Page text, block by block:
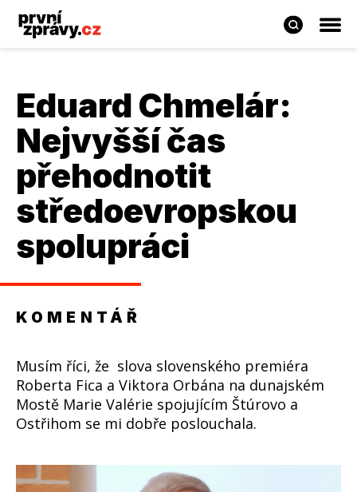
Eduard Chmelár:
Nejvyšší čas
přehodnotit
středoevropskou
spolupráci
KOMENTÁŘ
Musím říci, že slova slovenského premiéra
Roberta Fica a Viktora Orbána na dunajském
Mostě Marie Valérie spojujícím Štúrovo a
Ostřihom se mi dobře poslouchala.